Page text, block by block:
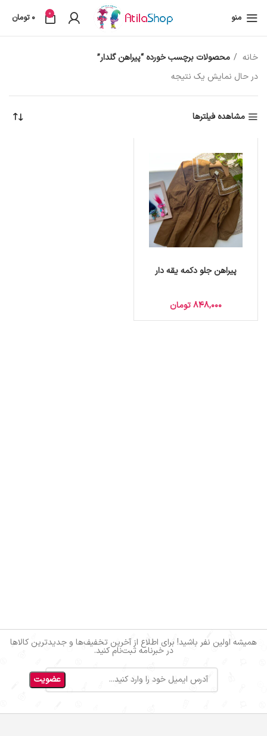
منو 0
0 تومان
خانه
محصولات برچسب خورده “پیراهن گلدار”
در حال نمایش یک نتیجه
مشاهده فیلترها
پیراهن جلو دکمه یقه دار
848,000 تومان
همیشه اولین نفر باشید! برای اطلاع از آخرین تخفیف‌ها و جدیدترین کالاها
در خبرنامه ثبت‌نام کنید.